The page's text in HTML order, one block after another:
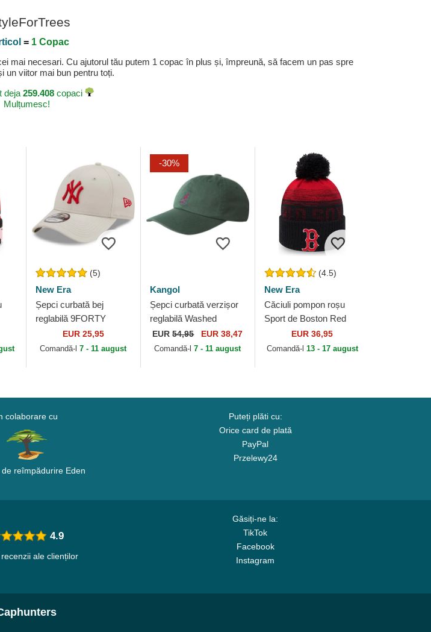
= 1 Copac
mai necesari. Cu ajutorul tău putem 1 copac în plus și, împreună, să facem un pas spre
un viitor mai bun pentru toți.
deja 259.408copaci
Mulțumesc!
(5)
New Era
Șepci curbată bej
reglabilă 9FORTY
League Essential de
New York Yankees
EUR 25,95
Comandă-l7 - 11 august
-30%
Kangol
Șepci curbată verzișor
reglabilă Washed
Baseball Algae de
Kangol
EUR54,95 EUR 38,47
Comandă-l7 - 11 august
(4.5)
New Era
Căciuli pompon roșu
Sport de Boston Red
Sox MLB de New Era
EUR 36,95
Comandă-l 13 - 17 august
colaborare cu
de reîmpădurire Eden
Puteți plăti cu:
Orice card de plată
PayPal
Przelewy24
Găsiți-ne la:
TikTok
Facebook
Instagram
4.9
ale clienților